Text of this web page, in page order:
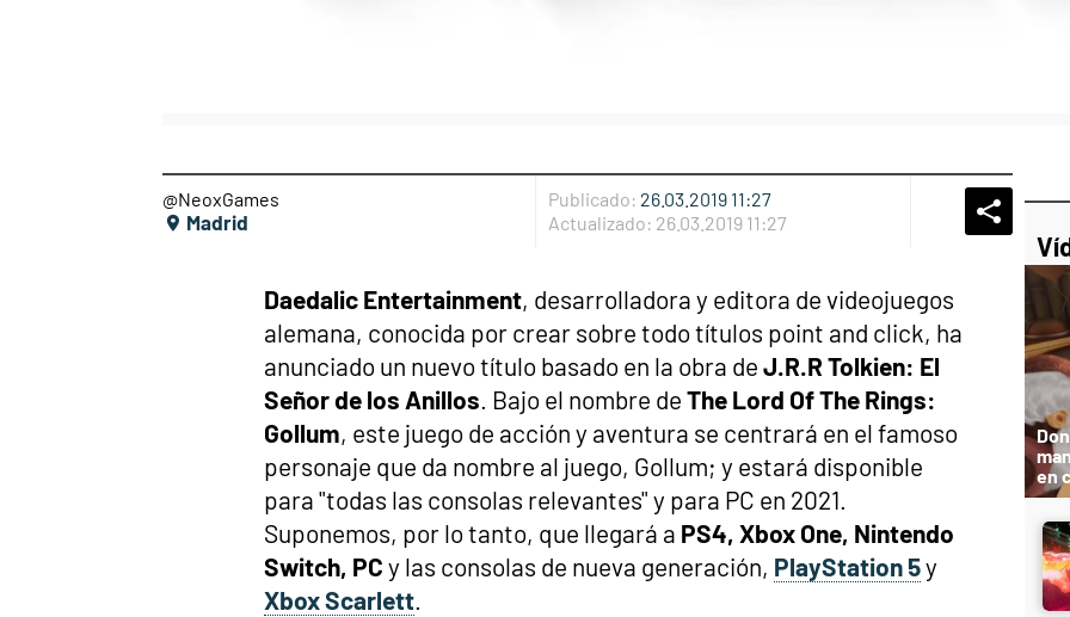
@NeoxGames
Madrid
Publicado: 26.03.2019 11:27
Actualizado: 26.03.2019 11:27 Whatsapp
Daedalic Entertainment, desarrolladora y editora de videojuegos
alemana, conocida por crear sobre todo títulos point and click, ha
anunciado un nuevo título basado en la obra de J.R.R Tolkien: El
Señor de los Anillos. Bajo el nombre de The Lord Of The Rings:
Gollum, este juego de acción y aventura se centrará en el famoso
personaje que da nombre al juego, Gollum; y estará disponible
para "todas las consolas relevantes" y para PC en 2021.
Suponemos, por lo tanto, que llegará a PS4, Xbox One, Nintendo
Switch, PC y las consolas de nueva generación, PlayStation 5y
Xbox Scarlett.
en